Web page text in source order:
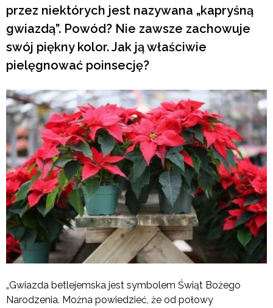
przez niektórych jest nazywana „kapryśną
gwiazdą”. Powód? Nie zawsze zachowuje
swój piękny kolor. Jak ją właściwie
pielęgnować poinsecję?
„Gwiazda betlejemska jest symbolem Świąt Bożego
Narodzenia. Można powiedzieć, że od połowy